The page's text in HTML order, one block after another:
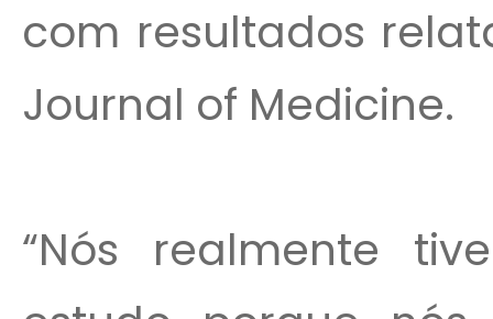
com resultados
Journal of Medicine.
“Nós realmente